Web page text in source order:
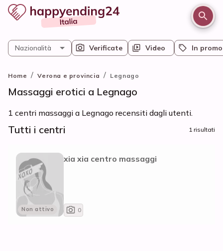
Verificate Video In promo
Nazionalità
Home / Verona e provincia / Legnago
Massaggi erotici a Legnago
1 centri massaggi a Legnago recensiti dagli utenti.
Tutti i centri 1 risultati
Non attivo
xia xia centro massaggi
0